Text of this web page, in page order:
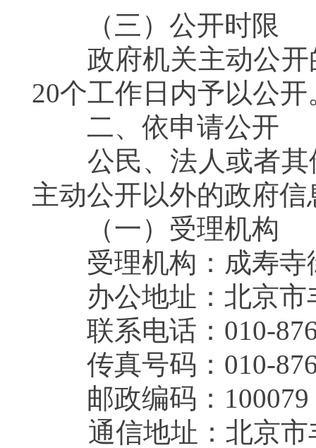
（三）公开时限
政府机关主动公开
20个工作日内予以
二、依申请公开
公民、法人或者其
主动公开以外的政府
（一）受理机构
受理机构：成寿寺
办公地址：北京市
联系电话： 010-
传真号码：010-
邮政编码：100079
通信地址：北京市